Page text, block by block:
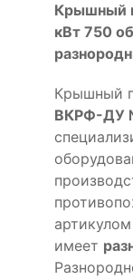
Крышный
кВт 750
Крышный
ВКРФ-ДУ
артикулом
имеет